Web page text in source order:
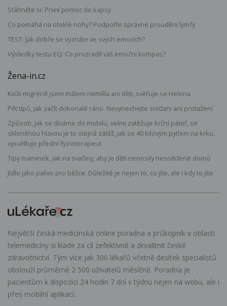
Stáhněte si: První pomoc do kapsy
Co pomáhá na oteklé nohy? Podpořte správné proudění lymfy
TEST: Jak dobře se vyznáte ve svých emocích?
Výsledky testu EQ: Co prozradil váš emoční kompas?
Žena-in.cz
Kvůli migréně jsem málem neměla ani děti, svěřuje se Helena
Pět tipů, jak začít dokonalé ráno. Nevynechejte snídani ani protažení
Způsob, jak se díváme do mobilu, velmi zatěžuje krční páteř, se
skloněnou hlavou je to stejná zátěž, jak se 40 kilovým pytlem na krku,
vysvětluje přední fyzioterapeut
Tipy maminek, jak na svačiny, aby je děti nenosily nesnědené domů
Jídlo jako palivo pro běžce: Důležité je nejen to, co jíte, ale i kdy to jíte
Největší česká medicínská online poradna a průkopník v oblasti
telemedicíny si klade za cíl zefektivnit a zkvalitnit české
zdravotnictví. Tým více jak 300 lékařů včetně desítek specialistů
obslouží průměrně 2 500 uživatelů měsíčně. Poradna je
pacientům k dispozici 24 hodin 7 dní v týdnu nejen na webu, ale i
přes mobilní aplikaci.